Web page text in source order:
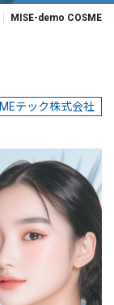
MISE-demo COSME
MEテック株式会社